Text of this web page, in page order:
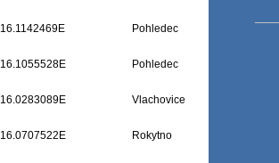
16.1142469E Pohledec
16.1055528E Pohledec
16.0283089E Vlachovice
16.0707522E Rokytno